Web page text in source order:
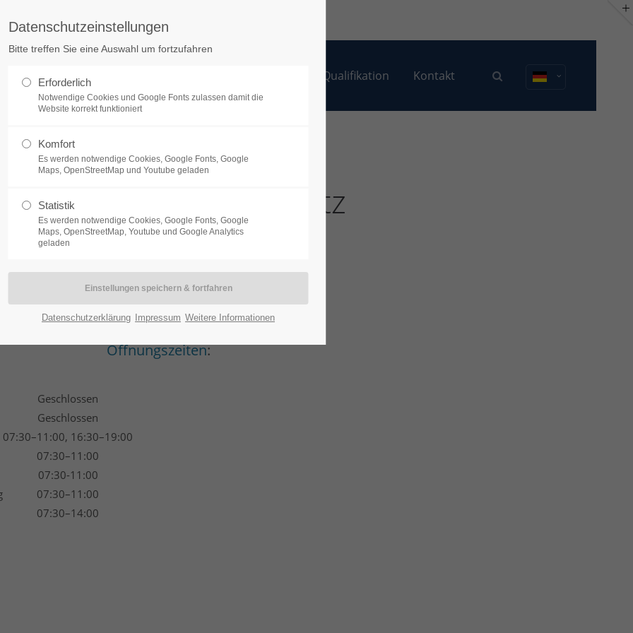
dolor sit amet:
/ 365days
support for our customers
8:00am - 5:00pm
Get in touch
376-293 City Road, Suite 600
+44 1234 567 890
About us
Lorem ipsum dolor sit amet,
mail@aerztefortbildungen.de
Reisemedizin Qualifikation Kontakt
Dr. med. Silke Schütz
Telefon:04176 636
Öffnungszeiten:
Geschlossen
Geschlossen
07:30–11:00, 16:30–19:00
07:30–11:00
07:30-11:00
07:30–11:00
07:30–14:00
Datenschutzeinstellungen
Bitte treffen Sie eine Auswahl um fortzufahren
Erforderlich
Notwendige Cookies und Google Fonts zulassen damit die
Website korrekt funktioniert
Komfort
Es werden notwendige Cookies, Google Fonts, Google
Maps, OpenStreetMap und Youtube geladen
Statistik
Es werden notwendige Cookies, Google Fonts, Google
Maps, OpenStreetMap, Youtube und Google Analytics
geladen
Datenschutzerklärung Impressum Weitere Informationen